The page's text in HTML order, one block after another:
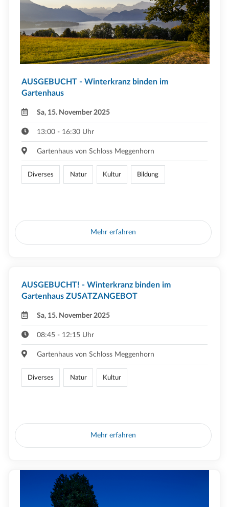
AUSGEBUCHT - Winterkranz binden im
Gartenhaus
Sa, 15. November 2025
13:00 - 16:30 Uhr
Gartenhaus von Schloss Meggenhorn
Diverses Natur Kultur Bildung
Mehr erfahren
AUSGEBUCHT! - Winterkranz binden im
Gartenhaus ZUSATZANGEBOT
Sa, 15. November 2025
08:45 - 12:15 Uhr
Gartenhaus von Schloss Meggenhorn
Diverses Natur Kultur
Mehr erfahren